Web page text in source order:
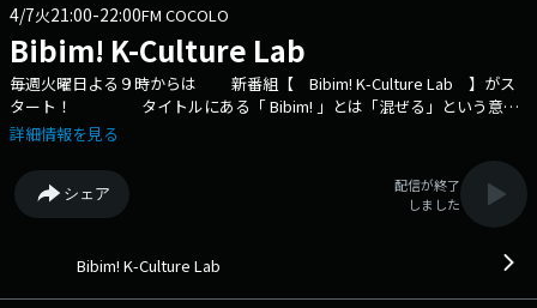
4/7火21:00-22:00FM COCOLO
Bibim! K-Culture Lab
毎週火曜日よる９時からは 新番組【 Bibim! K-Culture Lab 】がス
タート！ タイトルにある「 Bibim! 」とは「混ぜる」という意
味 K-POPを中心に、 NEW TRACKSから名曲までをビビン！と
き初回のゲストは 「ソンジェ背負って走れ」や「涙の女王」
「トッケビ」「愛の不時着」のOST参加でもおなじみ・・・ １
０CMが登場！ ロングインタビューの模様をお届けします
●facebookページ ●twitterハッシュタグ「#fmcocolo765」
詳細情報を見る
シェア
配信が終了
しました
Bibim! K-Culture Lab